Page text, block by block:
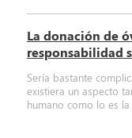
La donación de
responsabilidad
Sería bastante
existiera un aspecto
humano como lo es